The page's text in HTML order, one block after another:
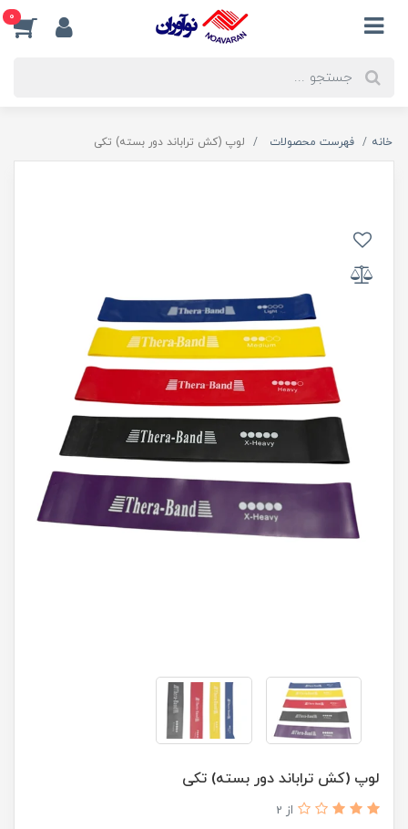
0
خانه فهرست محصولات لوپ (کش تراباند دور بسته) تکی
لوپ (کش تراباند دور بسته) تکی
از 2